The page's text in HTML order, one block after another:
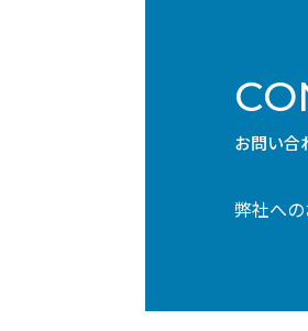
お問い合
弊社へ